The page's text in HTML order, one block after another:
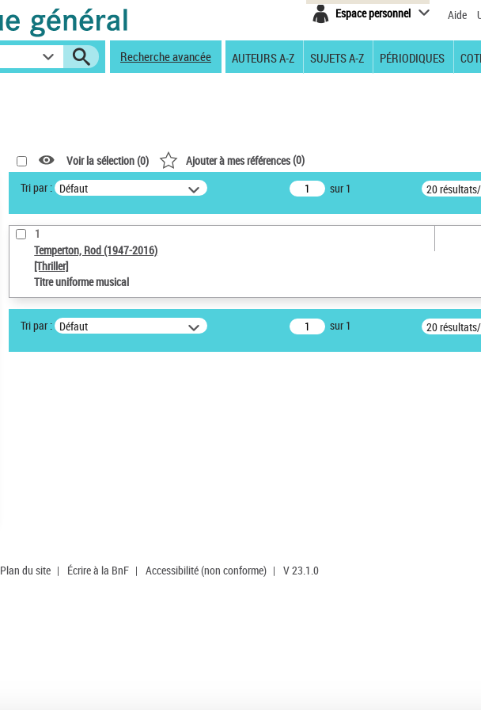
Espace personnel Aide
Recherche avancée AUTEURS A-Z SUJETS A-Z PÉRIODIQUES
Voir la sélection (0) Ajouter à mes références(0)
Tri par : Défaut sur 1 20
1
Temperton, Rod (1947-2016)
[Thriller]
Titre uniforme musical
Tri par : Défaut sur 1 20
Plan du site | Écrire à la BnF | Accessibilité (non conforme) | V 23.1.0